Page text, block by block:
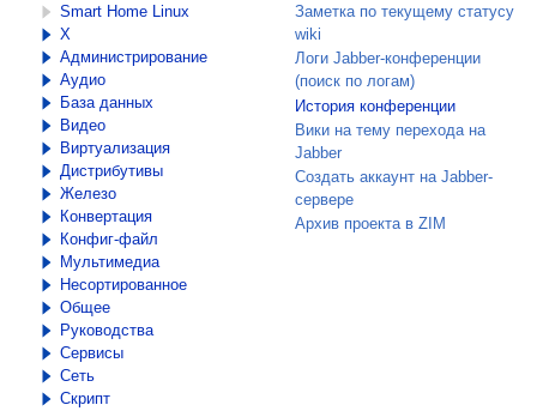
Smart Home Linux
X
Администрирование
Аудио
База данных
Видео
Виртуализация
Дистрибутивы
Железо
Конвертация
Конфиг-файл
Мультимедиа
Несортированное
Общее
Руководства
Сервисы
Сеть
Скрипт
Заметка по текущему статусу
wiki
Логи Jabber-конференции
(поиск по логам)
История конференции
Вики на тему перехода на
Jabber
Создать аккаунт на Jabber-
сервере
Архив проекта в ZIM